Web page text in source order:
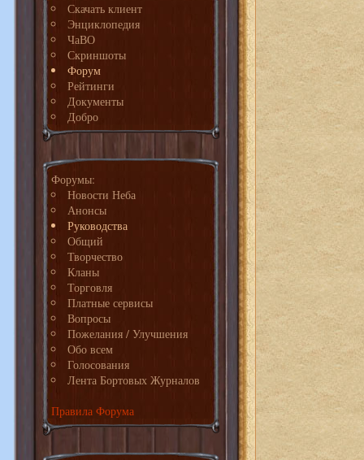
Скачать клиент
Энциклопедия
ЧаВО
Скриншоты
Форум
Рейтинги
Документы
Добро
Форумы:
Новости Неба
Анонсы
Руководства
Общий
Творчество
Кланы
Торговля
Платные сервисы
Вопросы
Пожелания / Улучшения
Обо всем
Голосования
Лента Бортовых Журналов
Правила Форума